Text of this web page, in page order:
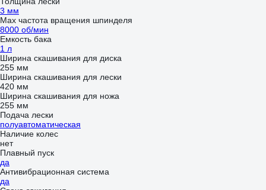
3 мм
Max частота вращения шпинделя
8000 об/мин
Емкость бака
1 л
Ширина скашивания для диска
255 мм
Ширина скашивания для лески
420 мм
Ширина скашивания для ножа
255 мм
Подача лески
полуавтоматическая
Наличие колес
нет
Плавный пуск
да
Антивибрационная система
да